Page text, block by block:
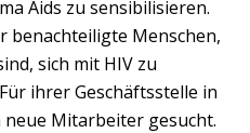
Aids zu sensibilisieren.
benachteiligte Menschen,
sich mit HIV zu
ihrer Geschäftsstelle in
Mitarbeiter gesucht.